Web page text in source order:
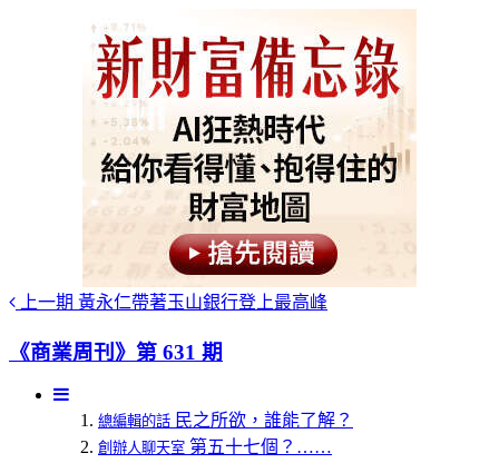
上一期 黃永仁帶著玉山銀行登上最高峰
《商業周刊》第 631 期
總編輯的話 民之所欲，誰能了解？
創辦人聊天室 第五十七個？……